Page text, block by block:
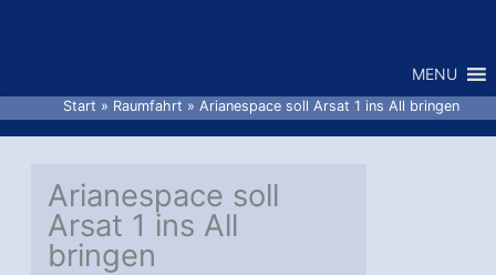
MENU
Start Raumfahrt Arianespace soll Arsat 1 ins All bringen
Arianespace soll
Arsat 1 ins All
bringen